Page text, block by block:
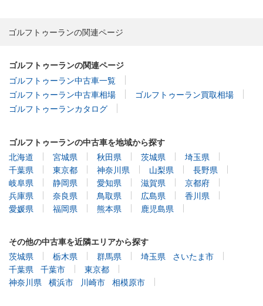
ゴルフトゥーランの関連ページ
ゴルフトゥーランの関連ページ
ゴルフトゥーラン中古車一覧
ゴルフトゥーラン中古車相場
ゴルフトゥーラン買取相場
ゴルフトゥーランカタログ
ゴルフトゥーランの中古車を地域から探す
北海道
宮城県 秋田県 茨城県
埼玉県
千葉県
東京都 神奈川県 山梨県
長野県
岐阜県
静岡県 愛知県 滋賀県
京都府
兵庫県
奈良県 鳥取県 広島県
香川県
愛媛県
福岡県 熊本県 鹿児島県
その他の中古車を近隣エリアから探す
茨城県
栃木県 群馬県 埼玉県
さいたま市
千葉県
千葉市
東京都
神奈川県
横浜市 川崎市 相模原市